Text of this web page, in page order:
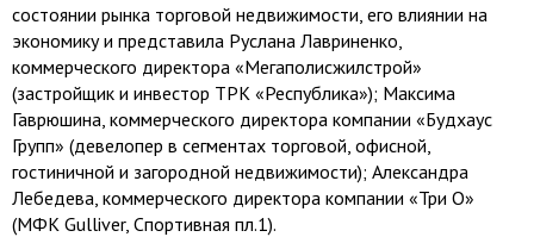
состоянии рынка торговой недвижимости, его влиянии на
экономику и представила Руслана Лавриненко,
коммерческого директора «Мегаполисжилстрой»
(застройщик и инвестор ТРК «Республика»); Максима
Гаврюшина, коммерческого директора компании «Будхаус
Групп» (девелопер в сегментах торговой, офисной,
гостиничной и загородной недвижимости); Александра
Лебедева, коммерческого директора компании «Три О»
(МФК Gulliver, Спортивная пл.1).